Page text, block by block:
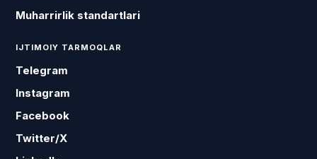
Muharrirlik standartlari
IJTIMOIY TARMOQLAR
Telegram
Instagram
Facebook
Twitter/X